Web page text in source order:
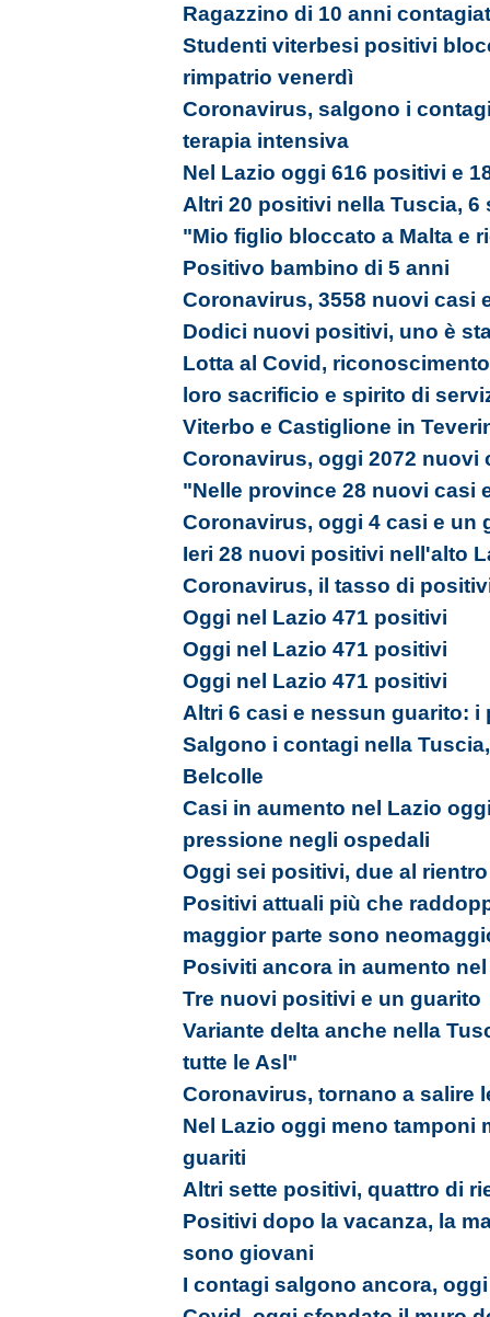
Ragazzino di 10 anni
Studenti viterbesi positivi
rimpatrio venerdì
Coronavirus, salgono i
terapia intensiva
Nel Lazio oggi 616 positivi e
Altri 20 positivi nella Tuscia, 6
"Mio figlio bloccato a Malta e
Positivo bambino di 5 anni
Coronavirus, 3558 nuovi casi
Dodici nuovi positivi, uno è
Lotta al Covid,
loro sacrificio e spirito di
Viterbo e Castiglione in
Coronavirus, oggi 2072 nuovi
"Nelle province 28 nuovi casi
Coronavirus, oggi 4 casi e un
Ieri 28 nuovi positivi nell'alto
Coronavirus, il tasso di
Oggi nel Lazio 471 positivi
Oggi nel Lazio 471 positivi
Oggi nel Lazio 471 positivi
Altri 6 casi e nessun guarito:
Salgono i contagi nella
Belcolle
Casi in aumento nel Lazio
pressione negli ospedali
Oggi sei positivi, due al
Positivi attuali più che
maggior parte sono
Posiviti ancora in aumento
Tre nuovi positivi e un guarito
Variante delta anche nella
tutte le Asl"
Coronavirus, tornano a salire
Nel Lazio oggi meno tamponi
guariti
Altri sette positivi, quattro di
Positivi dopo la vacanza, la
sono giovani
I contagi salgono ancora,